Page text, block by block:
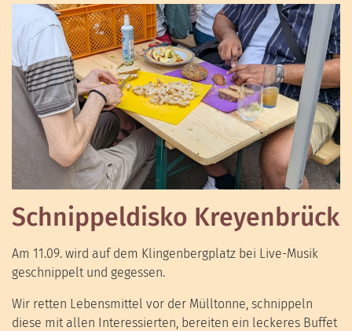
Schnippeldisko Kreyenbrück
Am 11.09. wird auf dem Klingenbergplatz bei Live-Musik
geschnippelt und gegessen.
Wir retten Lebensmittel vor der Mülltonne, schnippeln
diese mit allen Interessierten, bereiten ein leckeres Buffet